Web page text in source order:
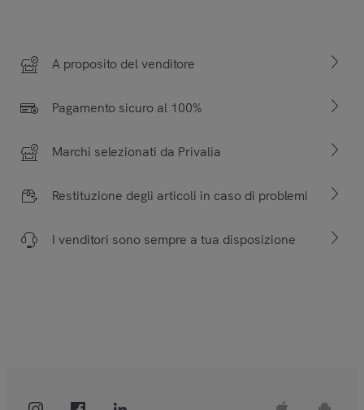
A proposito del venditore
Pagamento sicuro al 100%
Marchi selezionati da Privalia
Restituzione degli articoli in caso di problemi
I venditori sono sempre a tua disposizione